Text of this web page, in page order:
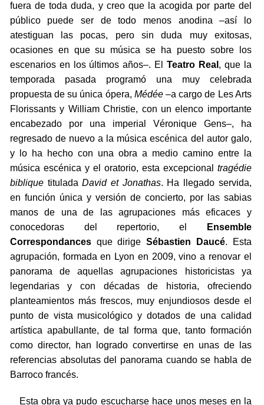
fuera de toda duda, y creo que la acogida por parte del
público puede ser de todo menos anodina –así lo
atestiguan las pocas, pero sin duda muy exitosas,
ocasiones en que su música se ha puesto sobre los
escenarios en los últimos años–. ElTeatro Real , que la
temporada pasada programó una muy celebrada
propuesta de su única ópera, Médée–a cargo de Les Arts
Florissants y William Christie, con un elenco importante
encabezado por una imperial Véronique Gens–, ha
regresado de nuevo a la música escénica del autor galo,
y lo ha hecho con una obra a medio camino entre la
música escénica y el oratorio, esta excepcional
tragédie
bibliquetituladaDavid et Jonathas. Ha llegado servida,
en función única y versión de concierto, por las sabias
manos de una de las agrupaciones más eficaces y
conocedoras del repertorio, el
Ensemble
Correspondancesque dirigeSébastien Daucé. Esta
agrupación, formada en Lyon en 2009, vino a renovar el
panorama de aquellas agrupaciones historicistas ya
legendarias y con décadas de historia, ofreciendo
planteamientos más frescos, muy enjundiosos desde el
punto de vista musicológico y dotados de una calidad
artística apabullante, de tal forma que, tanto formación
como director, han logrado convertirse en unas de las
referencias absolutas del panorama cuando se habla de
Barroco francés.
Esta obra ya pudo escucharse hace unos meses en la